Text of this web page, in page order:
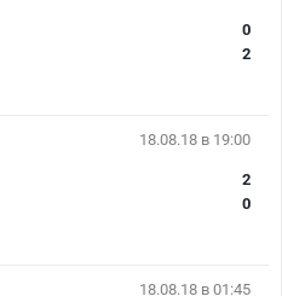
0
2
18.08.18 в 19:00
2
0
18.08.18 в 01:45